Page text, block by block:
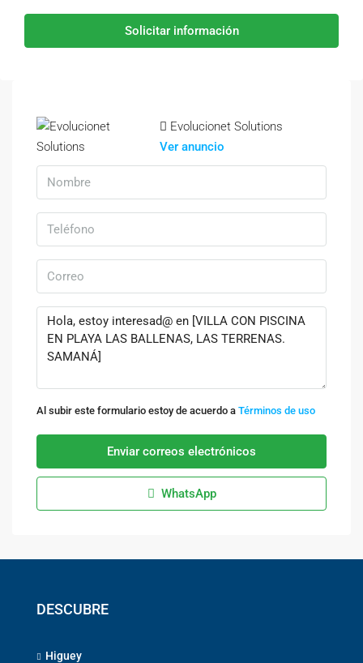
Solicitar información
Evolucionet Solutions
Ver anuncio
Al subir este formulario estoy de acuerdo a Términos de uso
Enviar correos electrónicos
WhatsApp
DESCUBRE
Higuey